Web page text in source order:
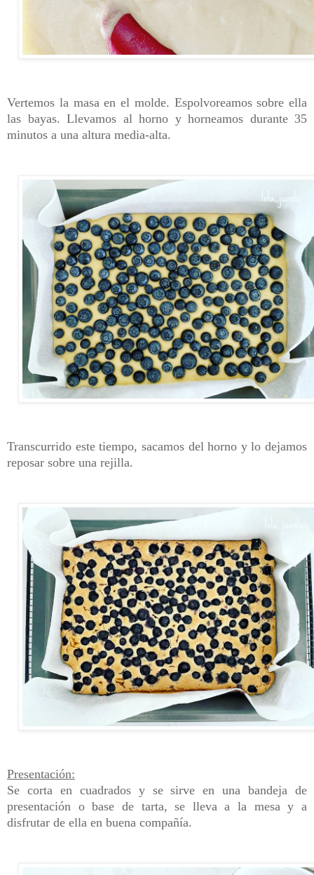
Vertemos la masa en el molde. Espolvoreamos sobre ella
las bayas. Llevamos al horno y horneamos durante 35
minutos a una altura media-alta.
Transcurrido este tiempo, sacamos del horno y lo dejamos
reposar sobre una rejilla.
Presentación:
Se corta en cuadrados y se sirve en una bandeja de
presentación o base de tarta, se lleva a la mesa y a
disfrutar de ella en buena compañía.